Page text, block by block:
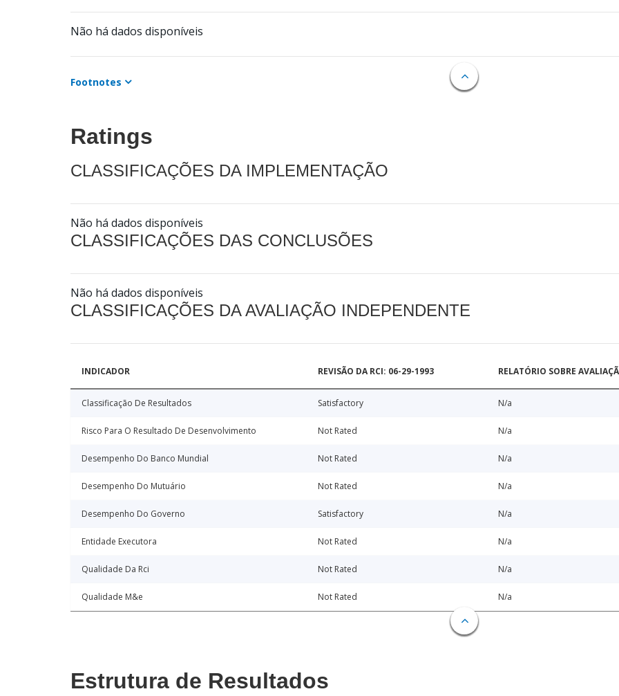
Não há dados disponíveis
Footnotes
Ratings
CLASSIFICAÇÕES DA IMPLEMENTAÇÃO
Não há dados disponíveis
CLASSIFICAÇÕES DAS CONCLUSÕES
Não há dados disponíveis
CLASSIFICAÇÕES DA AVALIAÇÃO INDEPENDENTE
INDICADOR REVISÃO DA RCI: 06-29-1993 RELATÓRIO SOBRE
Classificação De Resultados Satisfactory N/a
Risco Para O Resultado De Desenvolvimento Not Rated N/a
Desempenho Do Banco Mundial Not Rated N/a
Desempenho Do Mutuário Not Rated N/a
Desempenho Do Governo Satisfactory N/a
Entidade Executora Not Rated N/a
Qualidade Da Rci Not Rated N/a
Qualidade M&e Not Rated N/a
Estrutura de Resultados